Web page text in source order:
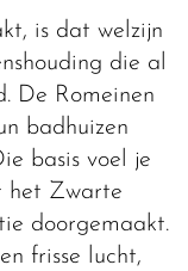
is dat welzijn
die al
De Romeinen
badhuizen
basis voel je
het Zwarte
doorgemaakt.
frisse lucht,